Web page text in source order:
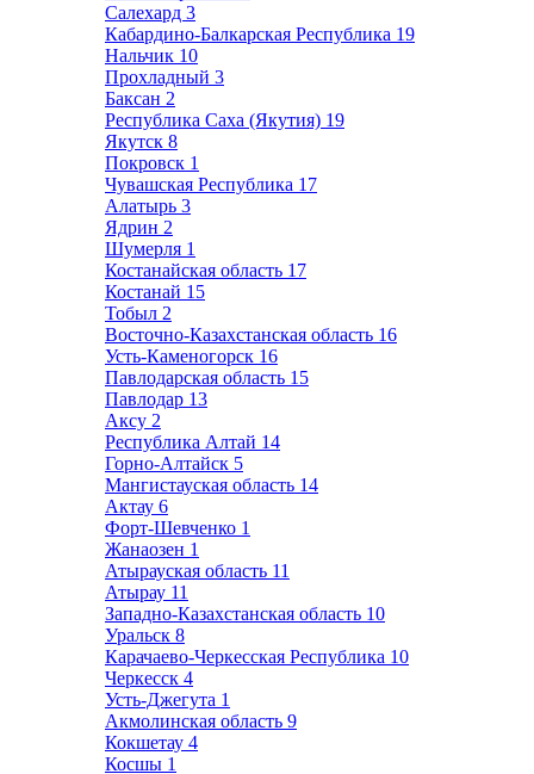
Салехард 3
Кабардино-Балкарская Республика 19
Нальчик 10
Прохладный 3
Баксан 2
Республика Саха (Якутия) 19
Якутск 8
Покровск 1
Чувашская Республика 17
Алатырь 3
Ядрин 2
Шумерля 1
Костанайская область 17
Костанай 15
Тобыл 2
Восточно-Казахстанская область 16
Усть-Каменогорск 16
Павлодарская область 15
Павлодар 13
Аксу 2
Республика Алтай 14
Горно-Алтайск 5
Мангистауская область 14
Актау 6
Форт-Шевченко 1
Жанаозен 1
Атырауская область 11
Атырау 11
Западно-Казахстанская область 10
Уральск 8
Карачаево-Черкесская Республика 10
Черкесск 4
Усть-Джегута 1
Акмолинская область 9
Кокшетау 4
Косшы 1